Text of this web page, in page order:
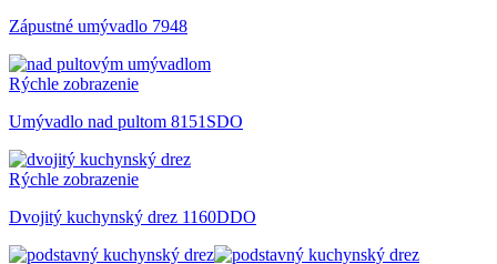
Zápustné umývadlo 7948
Rýchle zobrazenie
Umývadlo nad pultom 8151SDO
Rýchle zobrazenie
Dvojitý kuchynský drez 1160DDO